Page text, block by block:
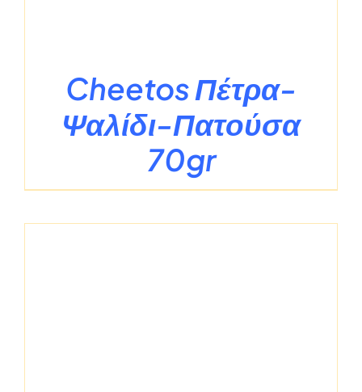
Cheetos Πέτρα-
Ψαλίδι-Πατούσα
70gr